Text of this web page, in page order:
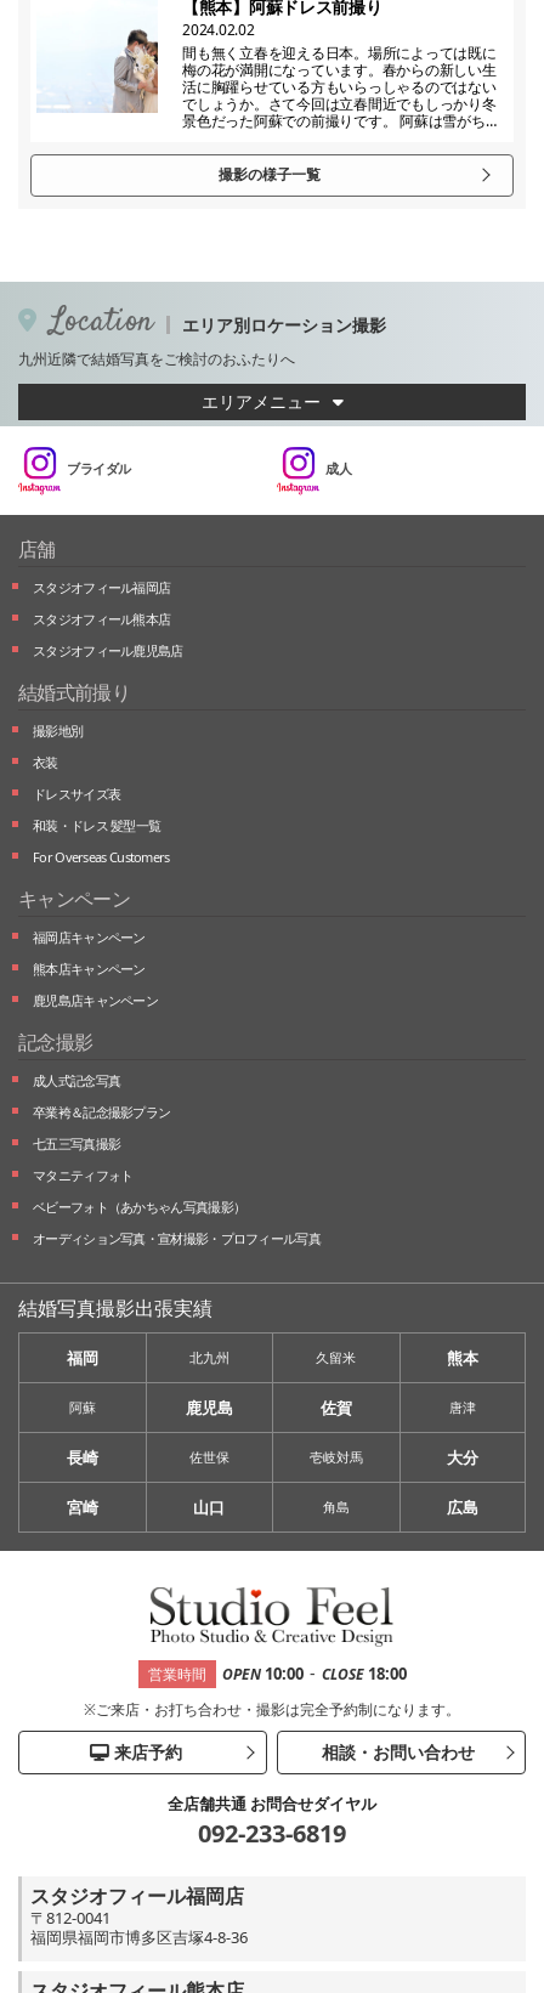
【熊本】阿蘇ドレス前撮り
2024.02.02
間も無く立春を迎える日本。場所によっては既に
梅の花が満開になっています。春からの新しい生
活に胸躍らせている方もいらっしゃるのではない
でしょうか。さて今回は立春間近でもしっかり冬
景色だった阿蘇での前撮りです。 阿蘇は雪がち…
撮影の様子一覧
Location エリア別ロケーション撮影
九州近隣で結婚写真をご検討のおふたりへ
エリアメニュー
ブライダル 成人
店舗
スタジオフィール福岡店
スタジオフィール熊本店
スタジオフィール鹿児島店
結婚式前撮り
撮影地別
衣装
ドレスサイズ表
和装・ドレス 髪型一覧
For Overseas Customers
キャンペーン
福岡店キャンペーン
熊本店キャンペーン
鹿児島店キャンペーン
記念撮影
成人式記念写真
卒業袴＆記念撮影プラン
七五三写真撮影
マタニティフォト
ベビーフォト （あかちゃん写真撮影）
オーディション写真・ 宣材撮影・ プロフィール写真
結婚写真撮影出張実績
福岡 北九州 久留米 熊本
阿蘇 鹿児島 佐賀 唐津
長崎 佐世保 壱岐対馬 大分
宮崎 山口 角島 広島
営業時間 OPEN 10:00 - CLOSE 18:00
※ご来店・お打ち合わせ・撮影は完全予約制になります。
来店予約 相談・お問い合わせ
全店舗共通 お問合せダイヤル
092-233-6819
スタジオフィール福岡店
〒812-0041
福岡県福岡市博多区吉塚4-8-36